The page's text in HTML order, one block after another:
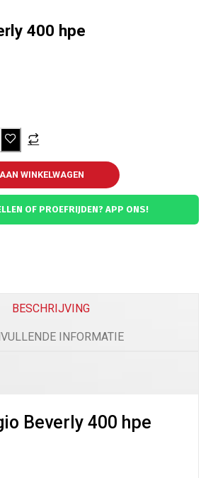
400 hpe
WINKELWAGEN
OF PROEFRIJDEN? APP ONS!
BESCHRIJVING
INFORMATIE
Beverly 400 hpe